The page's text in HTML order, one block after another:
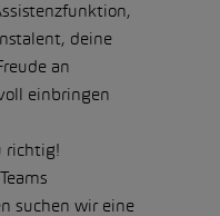
deine
an
einbringen
richtig!
suchen wir eine